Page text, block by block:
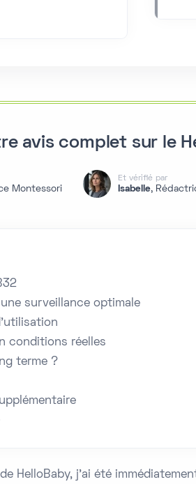
avis complet sur le
Montessori
Et vérifié par
Isabelle,
surveillance optimale
conditions réelles
terme ?
HelloBaby, j'ai été